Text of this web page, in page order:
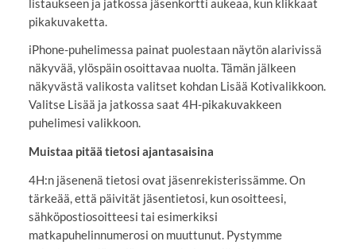
pikakuvaketta.
iPhone-puhelimessa painat puolestaan näytön alarivissä
näkyvää, ylöspäin osoittavaa nuolta. Tämän jälkeen
näkyvästä valikosta valitset kohdan Lisää Kotivalikkoon.
Valitse Lisää ja jatkossa saat 4H-pikakuvakkeen
puhelimesi valikkoon.
Muistaa pitää tietosi ajantasaisina
4H:n jäsenenä tietosi ovat jäsenrekisterissämme. On
tärkeää, että päivität jäsentietosi, kun osoitteesi,
sähköpostiosoitteesi tai esimerkiksi
matkapuhelinnumerosi on muuttunut. Pystymme